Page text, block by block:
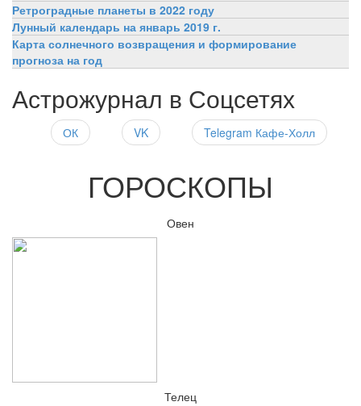
Ретроградные планеты в 2022 году
Лунный календарь на январь 2019 г.
Карта солнечного возвращения и формирование
прогноза на год
Астрожурнал в Соцсетях
ОК VK Telegram Кафе-Холл
ГОРОСКОПЫ
Овен
Телец